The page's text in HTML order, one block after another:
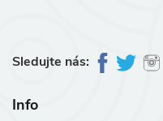
Sledujte nás:
Info